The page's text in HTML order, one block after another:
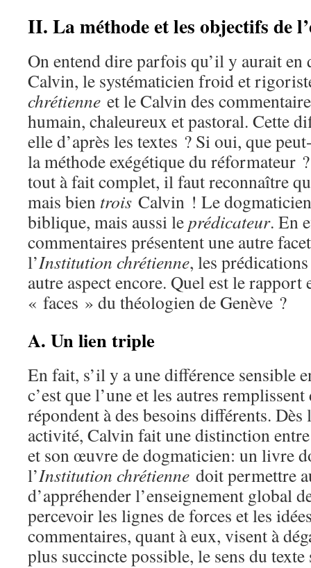
II. La méthode et les objectifs de
On entend dire parfois qu’il y aurait en
Calvin, le systématicien froid et
chrétienne et le Calvin des
humain, chaleureux et pastoral. Cette
elle d’après les textes ? Si oui, que
la méthode exégétique du réformateur
tout à fait complet, il faut reconnaître
mais bien trois Calvin ! Le
biblique, mais aussi leprédicateur. En
commentaires présentent une autre
l’Institution chrétienne, les
autre aspect encore. Quel est le rapport
« faces » du théologien de Genève ?
A. Un lien triple
En fait, s’il y a une différence sensible
c’est que l’une et les autres
répondent à des besoins différents. Dès
activité, Calvin fait une distinction entre
et son œuvre de dogmaticien: un livre
l’Institution chrétienne doit permettre
d’appréhender l’enseignement global
percevoir les lignes de forces et les
commentaires, quant à eux, visent à
plus succincte possible, le sens du texte